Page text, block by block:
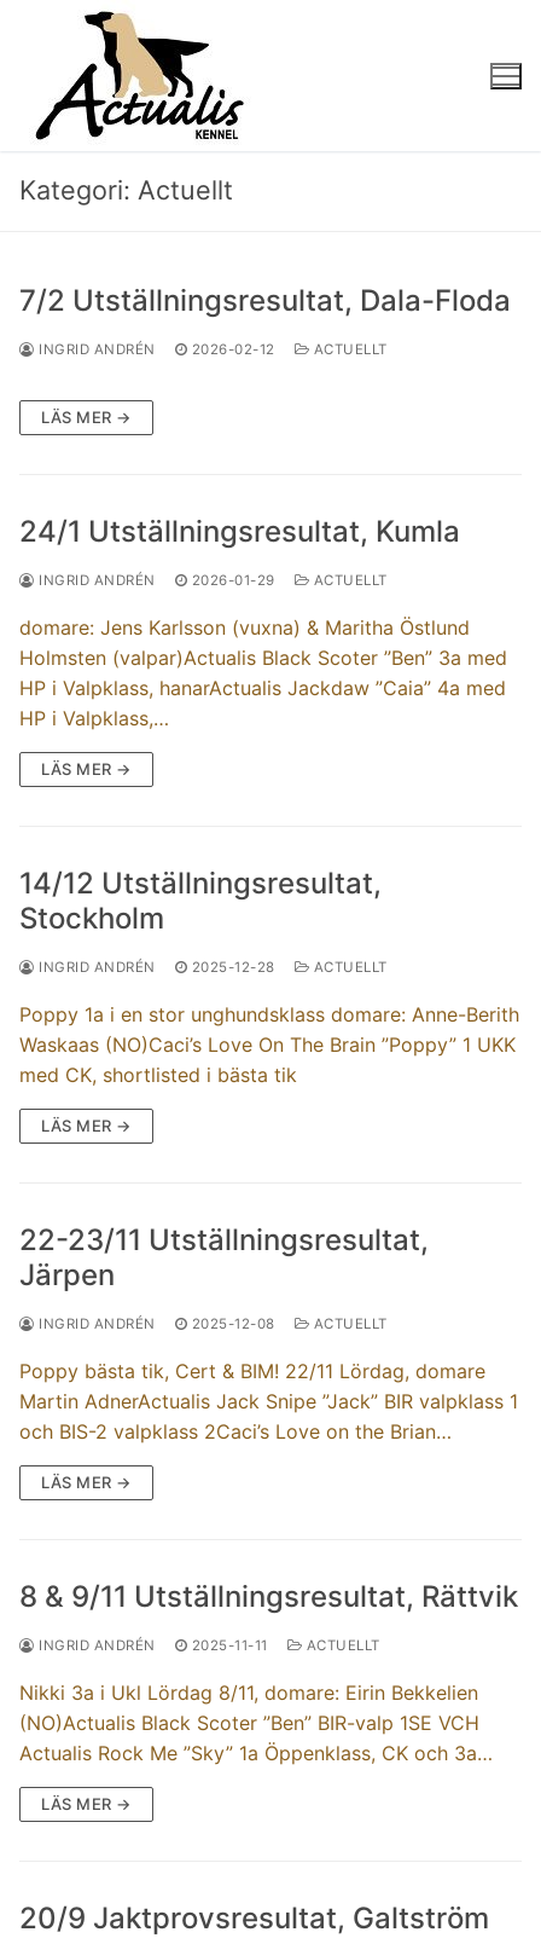
Kategori: Actuellt
7/2 Utställningsresultat, Dala-Floda
INGRID ANDRÉN 2026-02-12 ACTUELLT
LÄS MER →
24/1 Utställningsresultat, Kumla
INGRID ANDRÉN 2026-01-29 ACTUELLT
domare: Jens Karlsson (vuxna) & Maritha Östlund
Holmsten (valpar)Actualis Black Scoter ”Ben” 3a med
HP i Valpklass, hanarActualis Jackdaw ”Caia” 4a med
HP i Valpklass,…
LÄS MER →
14/12 Utställningsresultat,
Stockholm
INGRID ANDRÉN 2025-12-28 ACTUELLT
Poppy 1a i en stor unghundsklass domare: Anne-Berith
Waskaas (NO)Caci’s Love On The Brain ”Poppy” 1 UKK
med CK, shortlisted i bästa tik
LÄS MER →
22-23/11 Utställningsresultat,
Järpen
INGRID ANDRÉN 2025-12-08 ACTUELLT
Poppy bästa tik, Cert & BIM! 22/11 Lördag, domare
Martin AdnerActualis Jack Snipe ”Jack” BIR valpklass 1
och BIS-2 valpklass 2Caci’s Love on the Brian…
LÄS MER →
8 & 9/11 Utställningsresultat, Rättvik
INGRID ANDRÉN 2025-11-11 ACTUELLT
Nikki 3a i Ukl Lördag 8/11, domare: Eirin Bekkelien
(NO)Actualis Black Scoter ”Ben” BIR-valp 1SE VCH
Actualis Rock Me ”Sky” 1a Öppenklass, CK och 3a…
LÄS MER →
20/9 Jaktprovsresultat, Galtström